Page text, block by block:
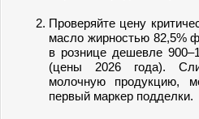
Проверяйте цену
масло жирностью 82,5%
в рознице дешевле
(цены 2026 года).
молочную продукцию,
первый маркер подделки.